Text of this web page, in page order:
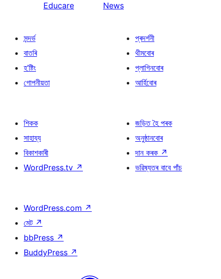
Educare
News
সন্দৰ্ভ
বাতৰি
হ’ষ্টিং
গোপনীয়তা
প্ৰদৰ্শনী
থীমবোৰ
প্লাগিনবোৰ
আৰ্হিবোৰ
শিকক
সাহায্য
বিকাশকাৰী
WordPress.tv ↗
জড়িত হৈ পৰক
অনুষ্ঠানবোৰ
দান কৰক ↗
ভৱিষ্যতৰ বাবে পাঁচ
WordPress.com ↗
মেট ↗
bbPress ↗
BuddyPress ↗